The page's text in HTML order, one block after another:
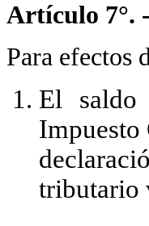
Artículo 7°.
Para efectos
El saldo
Impuesto
tributario